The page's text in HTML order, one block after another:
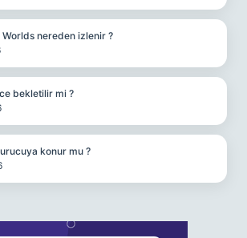
nereden izlenir ?
bekletilir mi ?
konur mu ?